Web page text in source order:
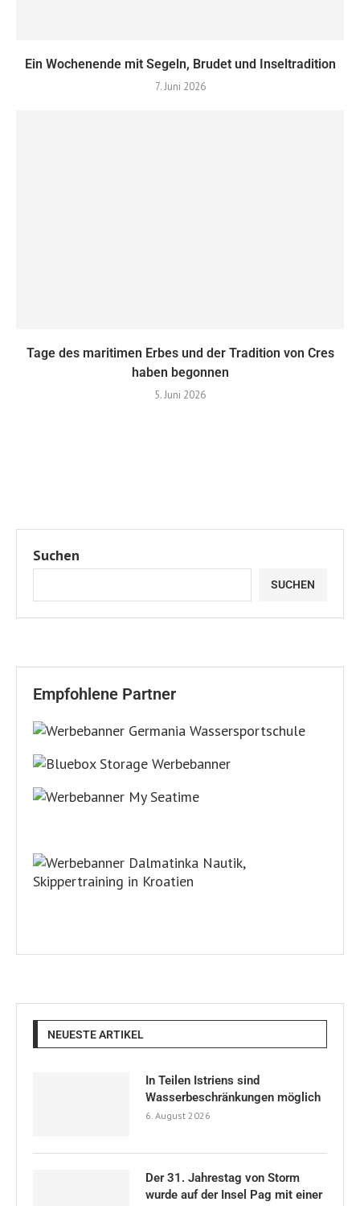
Ein Wochenende mit Segeln, Brudet und Inseltradition
7. Juni 2026
Tage des maritimen Erbes und der Tradition von Cres
haben begonnen
5. Juni 2026
Suchen
SUCHEN
Empfohlene Partner
NEUESTE ARTIKEL
In Teilen Istriens sind
Wasserbeschränkungen möglich
6. August 2026
Der 31. Jahrestag von Storm
wurde auf der Insel Pag mit einer